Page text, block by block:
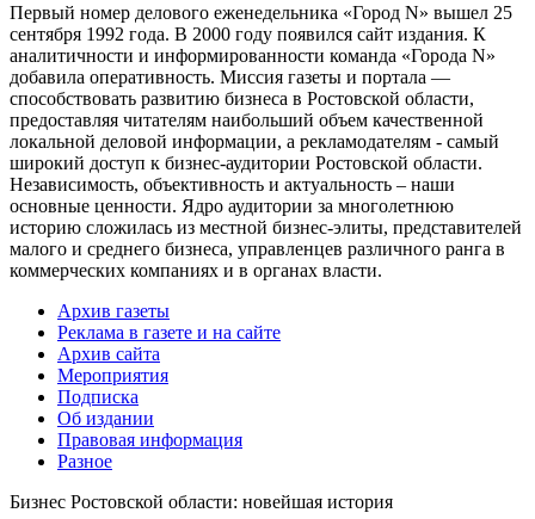
Первый номер делового еженедельника «Город N» вышел 25
сентября 1992 года. В 2000 году появился сайт издания. К
аналитичности и информированности команда «Города N»
добавила оперативность. Миссия газеты и портала —
способствовать развитию бизнеса в Ростовской области,
предоставляя читателям наибольший объем качественной
локальной деловой информации, а рекламодателям - самый
широкий доступ к бизнес-аудитории Ростовской области.
Независимость, объективность и актуальность – наши
основные ценности. Ядро аудитории за многолетнюю
историю сложилась из местной бизнес-элиты, представителей
малого и среднего бизнеса, управленцев различного ранга в
коммерческих компаниях и в органах власти.
Архив газеты
Реклама в газете и на сайте
Архив сайта
Мероприятия
Подписка
Об издании
Правовая информация
Разное
Бизнес Ростовской области: новейшая история